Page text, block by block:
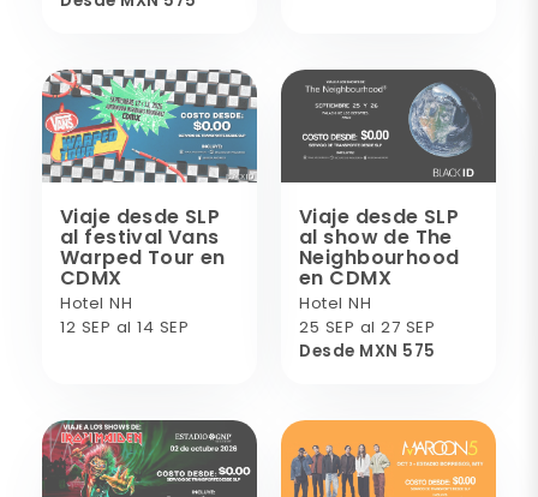
Viaje desde SLP
al festival Vans
Warped Tour en
CDMX
Hotel NH
12 SEP al 14 SEP
Viaje desde SLP
al show de The
Neighbourhood
en CDMX
Hotel NH
25 SEP al 27 SEP
Desde MXN 575